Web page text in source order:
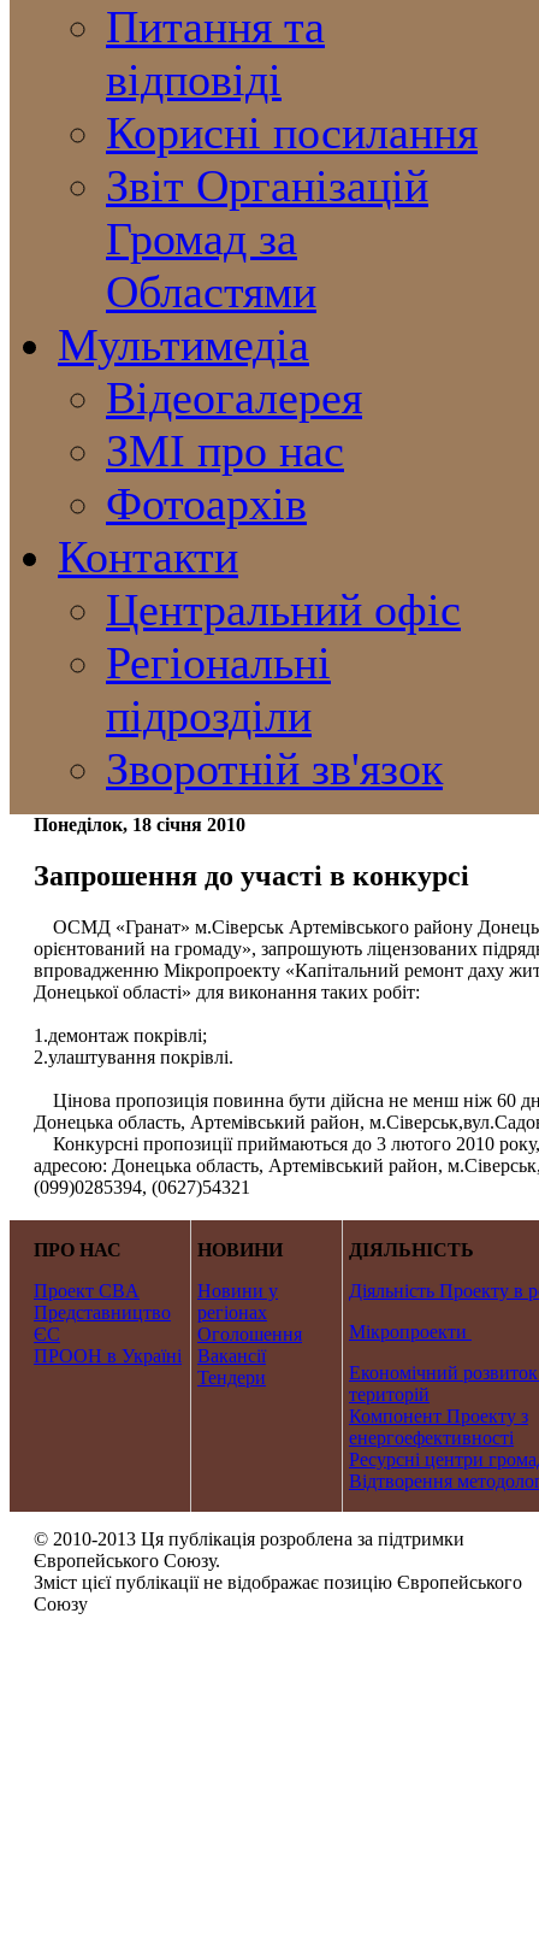
Питання та
відповіді
Корисні посилання
Звіт Організацій
Громад за
Областями
Мультимедіа
Відеогалерея
ЗМІ про нас
Фотоархів
Контакти
Центральний офіс
Регіональні
підрозділи
Зворотній зв'язок
Понеділок, 18 січня 2010
Запрошення до участі в конкурсі
ОСМД «Гранат» м.Сіверськ Артемівського району
орієнтований на громаду», запрошують ліцензованих
впровадженню Мікропроекту «Капітальний ремонт даху
Донецької області» для виконання таких робіт:
1.демонтаж покрівлі;
2.улаштування покрівлі.
Цінова пропозиція повинна бути дійсна не менш ніж 60
Донецька область, Артемівський район,
Конкурсні пропозиції приймаються до 3 лютого 2010
адресою: Донецька область, Артемівський район,
(099)0285394, (0627)54321
ПРО НАС
Проект CBA
Представництво
ЄС
ПРООН в Україні
НОВИНИ
Новини у
регіонах
Оголошення
Вакансії
Тендери
ДІЯЛЬНІСТЬ
Діяльність Проекту в
Мікропроекти
Економічний розвиток
територій
Компонент Проекту з
енергоефективності
Ресурсні центри
Відтворення
© 2010-2013 Ця публікація розроблена за підтримки
Європейського Союзу.
Зміст цієї публікації не відображає позицію Європейського
Союзу